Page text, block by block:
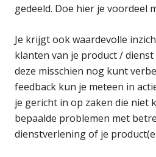
gedeeld. Doe hier je voordeel
Je krijgt ook waardevolle
klanten van je product / dienst
deze misschien nog kunt
feedback kun je meteen in
je gericht in op zaken die niet
bepaalde problemen met
dienstverlening of je